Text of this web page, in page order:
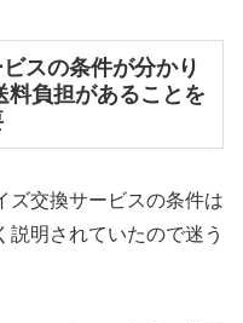
スの条件が分かり
料負担があることを
ズ交換サービスの条件は
説明されていたので迷う